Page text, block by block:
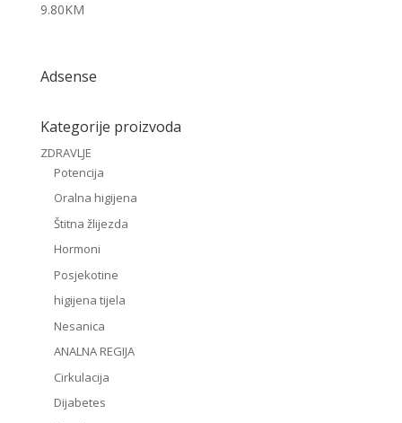
9.80KM
Adsense
Kategorije proizvoda
ZDRAVLJE
Potencija
Oralna higijena
Štitna žlijezda
Hormoni
Posjekotine
higijena tijela
Nesanica
ANALNA REGIJA
Cirkulacija
Dijabetes